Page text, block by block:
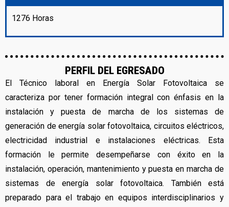
1276 Horas
PERFIL DEL EGRESADO
El Técnico laboral en Energía Solar Fotovoltaica se
caracteriza por tener formación integral con énfasis en la
instalación y puesta de marcha de los sistemas de
generación de energía solar fotovoltaica, circuitos eléctricos,
electricidad industrial e instalaciones eléctricas. Esta
formación le permite desempeñarse con éxito en la
instalación, operación, mantenimiento y puesta en marcha de
sistemas de energía solar fotovoltaica. También está
preparado para el trabajo en equipos interdisciplinarios y